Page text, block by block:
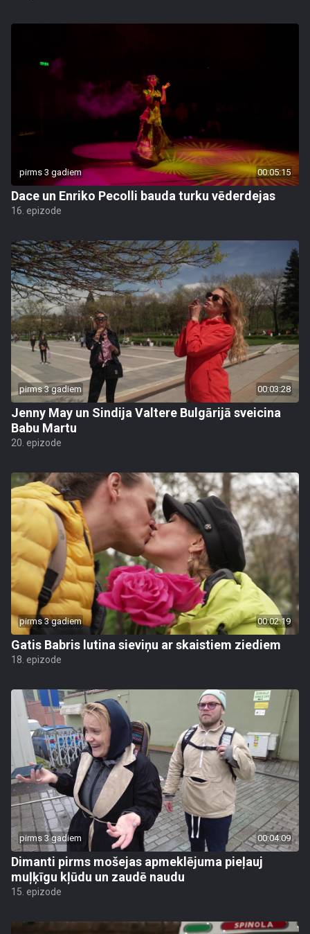
pirms 3 gadiem 00:05:15
Dace un Enriko Pecolli bauda turku vēderdejas
16. epizode
pirms 3 gadiem 00:03:28
Jenny May un Sindija Valtere Bulgārijā sveicina
Babu Martu
20. epizode
pirms 3 gadiem 00:02:19
Gatis Babris lutina sieviņu ar skaistiem ziediem
18. epizode
pirms 3 gadiem 00:04:09
Dimanti pirms mošejas apmeklējuma pieļauj
muļķīgu kļūdu un zaudē naudu
15. epizode